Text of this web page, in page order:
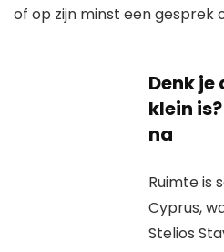
of op zijn minst een gesprek
Denk je
klein
na
Ruimte is
Cyprus,
Stelios